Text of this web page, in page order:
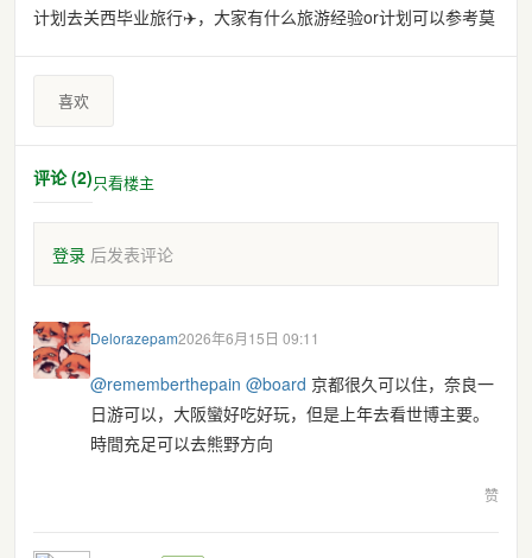
计划去关西毕业旅行✈️，大家有什么旅游经验or计划可以参考莫
喜欢
评论 (2)只看楼主
登录 后发表评论
Delorazepam2026年6月15日 09:11
@rememberthepain @board 京都很久可以住，奈良一
日游可以，大阪蠻好吃好玩，但是上年去看世博主要。
時間充足可以去熊野方向
赞